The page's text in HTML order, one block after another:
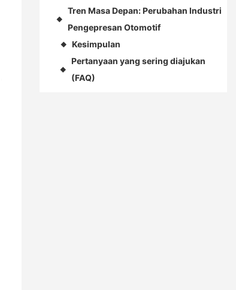
◆
Tren Masa Depan: Perubahan Industri
Pengepresan Otomotif
◆ Kesimpulan
◆
Pertanyaan yang sering diajukan
(FAQ)